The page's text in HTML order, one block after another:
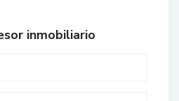
inmobiliario